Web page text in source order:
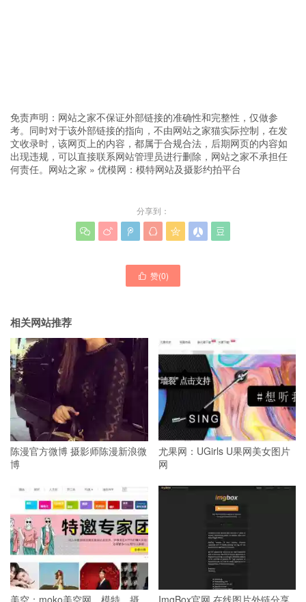
免责声明：网站之家不保证外部链接的准确性和完整性，仅做参
考。同时对于该外部链接的指向，不由网站之家猫实际控制，在发
文收录时，该网页上的内容，都属于合规合法，后期网页的内容如
出现违规，可以直接联系网站管理员进行删除，网站之家不承担任
何责任。 网站之家 » 优模网：模特网站及摄影约拍平台
分享到：
      
 赞(0)
相关网站推荐
陈漫官方微博 摄影师陈漫新浪微
博
尤果网：UGirls U果网美女图片
网
美空：moko美空网，模特、摄 ImgBox官网 在线图片外链分享